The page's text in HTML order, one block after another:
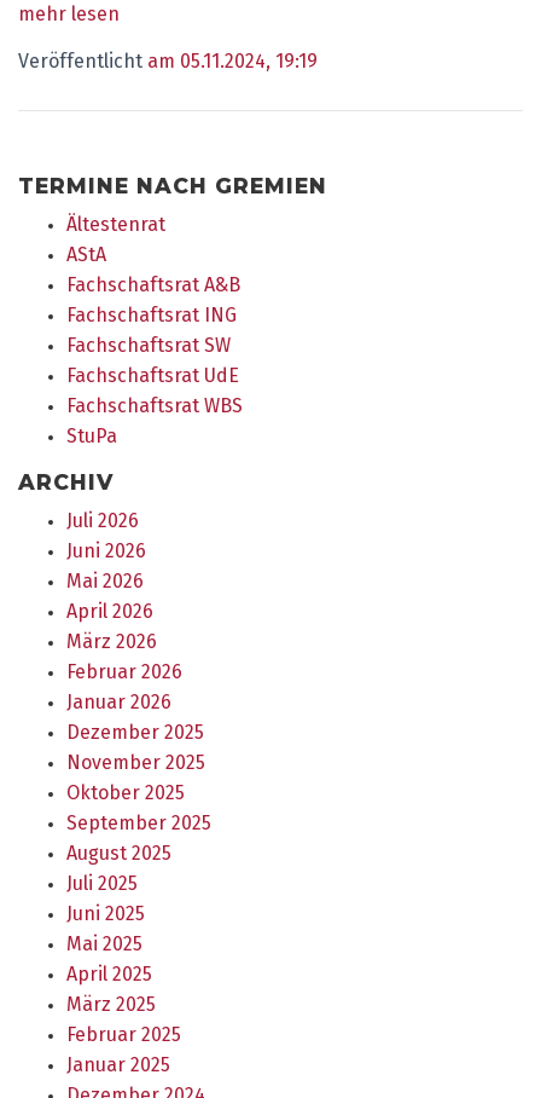
mehr lesen
Veröffentlicht am 05.11.2024, 19:19
TERMINE NACH GREMIEN
Ältestenrat
AStA
Fachschaftsrat A&B
Fachschaftsrat ING
Fachschaftsrat SW
Fachschaftsrat UdE
Fachschaftsrat WBS
StuPa
ARCHIV
Juli 2026
Juni 2026
Mai 2026
April 2026
März 2026
Februar 2026
Januar 2026
Dezember 2025
November 2025
Oktober 2025
September 2025
August 2025
Juli 2025
Juni 2025
Mai 2025
April 2025
März 2025
Februar 2025
Januar 2025